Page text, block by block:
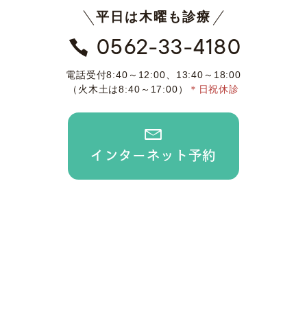
平日は木曜も診療
0562-33-4180
電話受付8:40～12:00、13:40～18:00
（火木土は8:40～17:00）
＊日祝休診
インター ネット予約